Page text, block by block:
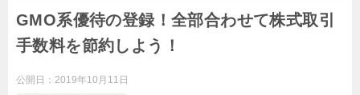
GMO系優待の登録！全部合わせて株式取引
手数料を節約しよう！
公開日： 2019年10月11日